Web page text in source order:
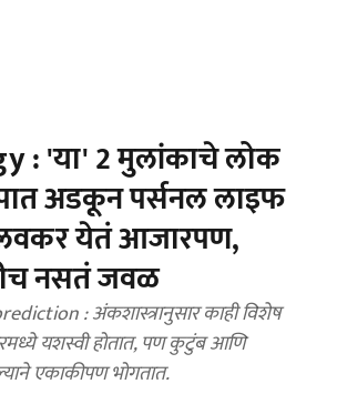
: 'या' 2 मुलांकाचे लोक
अडकून पर्सनल लाइफ
येतं आजारपण,
नसतं जवळ
: अंकशास्त्रानुसार काही विशेष
यशस्वी होतात, पण कुटुंब आणि
एकाकीपण भोगतात.